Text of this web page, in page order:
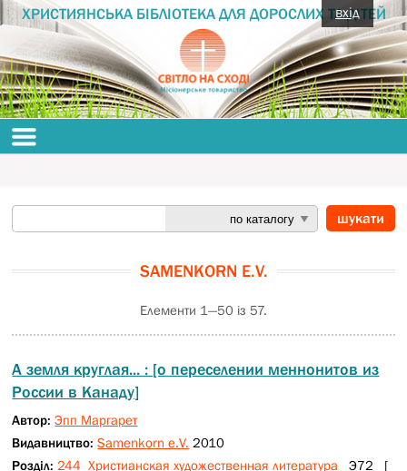
ХРИСТИЯНСЬКА БІБЛІОТЕКА ДЛЯ ДОРОСЛИХ ТА ДІТЕЙ
SAMENKORN E.V.
Елементи 1—50 із 57.
А земля круглая... : [о переселении меннонитов из
России в Канаду]
Автор:Эпп Маргарет
Видавництво:Samenkorn e.V. 2010
Розділ: 244 Христианская художественная литература Э72 [
вхід